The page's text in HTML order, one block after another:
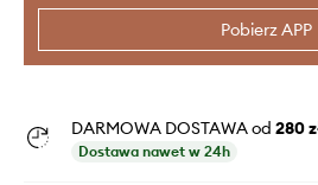
Pobierz APP
DARMOWA DOSTAWA od 280
Dostawa nawet w 24h